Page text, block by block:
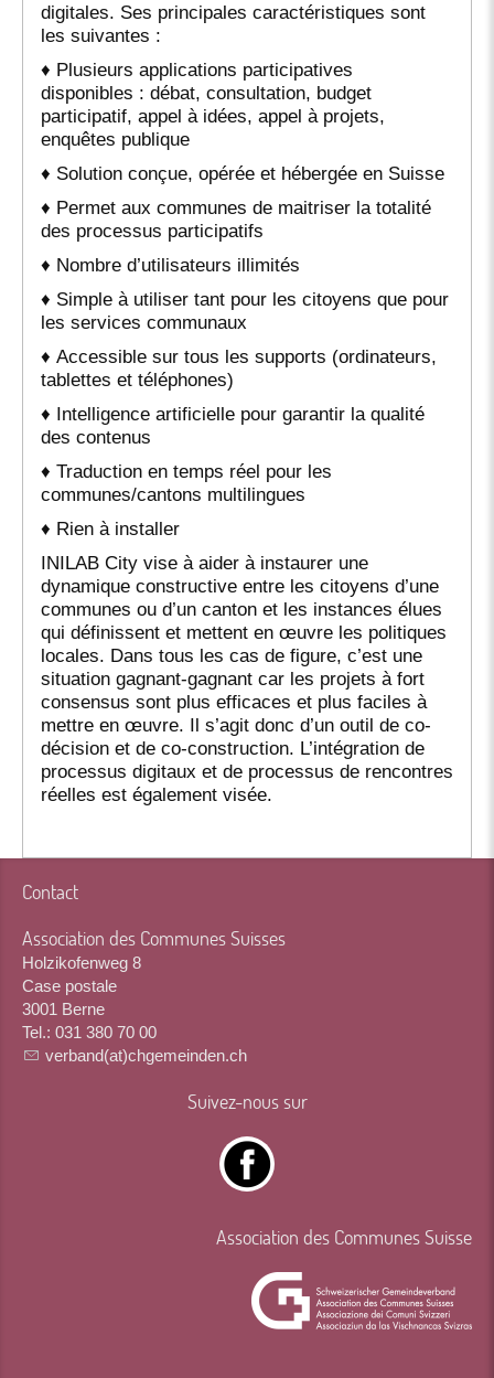
digitales. Ses principales caractéristiques sont
les suivantes :
♦ Plusieurs applications participatives
disponibles : débat, consultation, budget
participatif, appel à idées, appel à projets,
enquêtes publique
♦ Solution conçue, opérée et hébergée en Suisse
♦ Permet aux communes de maitriser la totalité
des processus participatifs
♦ Nombre d’utilisateurs illimités
♦ Simple à utiliser tant pour les citoyens que pour
les services communaux
♦ Accessible sur tous les supports (ordinateurs,
tablettes et téléphones)
♦ Intelligence artificielle pour garantir la qualité
des contenus
♦ Traduction en temps réel pour les
communes/cantons multilingues
♦ Rien à installer
INILAB City vise à aider à instaurer une
dynamique constructive entre les citoyens d’une
communes ou d’un canton et les instances élues
qui définissent et mettent en œuvre les politiques
locales. Dans tous les cas de figure, c’est une
situation gagnant-gagnant car les projets à fort
consensus sont plus efficaces et plus faciles à
mettre en œuvre. Il s’agit donc d’un outil de co-
décision et de co-construction. L’intégration de
processus digitaux et de processus de rencontres
réelles est également visée.
Contact
Association des Communes Suisses
Holzikofenweg 8
Case postale
3001 Berne
Tel.: 031 380 70 00
verband(at)chgemeinden.ch
Suivez-nous sur
Association des Communes Suisse